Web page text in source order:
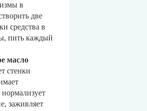
в
две
средства в
пить каждый
масло
стенки
заживляет